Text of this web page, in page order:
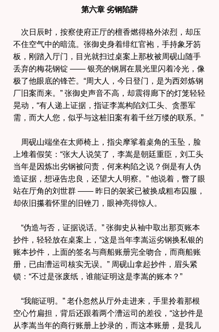
第六章 劣钢陷阱
次日辰时，按察使府正厅的檀香燃得格外浓烈，却压
不住空气中的暗流。张御史身着绯红官袍，手持象牙笏
板，刚踏入厅门，目光就扫过桌案上那枚被周砚山随手
丢弃的梅花钢锭 —— 银亮的钢屑在晨光里闪着冷光，像
极了他眼底的锋芒。“周大人，今日登门，是为西郊炼钢
厂旧案而来。” 张御史声音不高，却震得廊下的灯笼轻轻
晃动，“有人递上证据，指证李嵩构陷刘工头、贪墨军
需，而大人您，似乎与这桩旧案有着千丝万缕的联系。”
周砚山端坐在太师椅上，指尖摩挲着桌角的玉坠，脸
上堆着假笑：“张大人说笑了，李嵩是朝廷重臣，刘工头
当年是因炼出劣钢被问责，何来构陷之说？倒是有人伪
造证据，想诬告忠良，还望大人明察。” 他说着，瞥了眼
站在厅角的刘世群 —— 昨日的袈裟已被换成粗布囚服，
却依旧攥着怀里的旧锉刀，眼神亮得惊人。
“伪造与否，证据说话。” 张御史从袖中取出那页账本
抄件，轻轻放在桌案上，“这是当年李嵩运劣钢换私银的
账本抄件，上面的签名与商船账册完全吻合，而商船账
册，已由漕运司核实无误。” 周砚山拿起抄件，眉头紧
锁：“不过是张废纸，谁能证明这是李嵩的账本？”
“我能证明。” 老仆忽然从厅外走进来，手里拎着那根
空心竹扁担，背后还跟着两个漕运司的差役，“这抄件是
从李嵩当年的商行账册上抄录的，而这本账册，是我儿